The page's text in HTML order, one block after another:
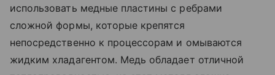
использовать медные пластины с ребрами
сложной формы, которые крепятся
непосредственно к процессорам и омываются
жидким хладагентом. Медь обладает отличной